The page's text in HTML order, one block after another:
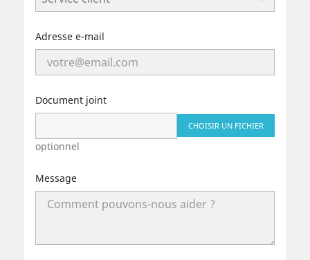
Adresse e-mail
Document joint
CHOISIR UN FICHIER
optionnel
Message